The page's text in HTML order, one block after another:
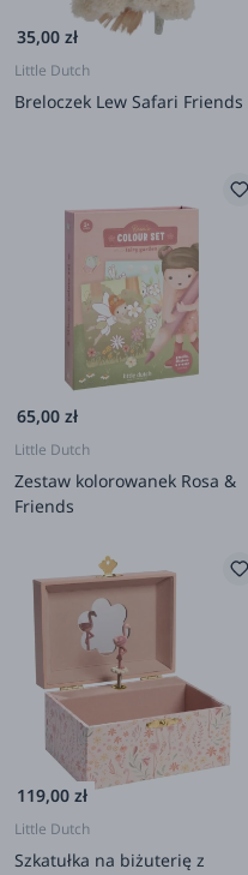
35,00 zł
Little Dutch
Breloczek Lew Safari Friends
65,00 zł
Little Dutch
Zestaw kolorowanek Rosa &
Friends
119,00 zł
Little Dutch
Szkatułka na biżuterię z